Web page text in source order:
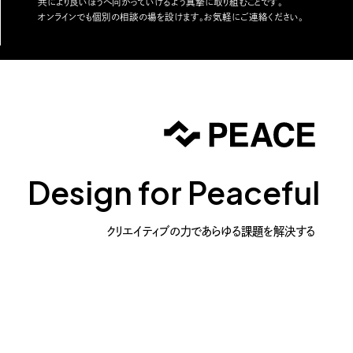
共により良いほうへ向かっていけるよう真摯に取り組むことです。
オンラインでも個別の相談の場を設けます。お気軽にご連絡ください。
Design for Peaceful
クリエイティブの力であらゆる課題を解決する